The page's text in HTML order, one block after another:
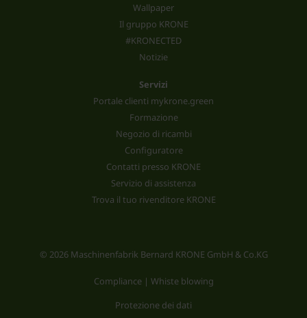
Wallpaper
Il gruppo KRONE
#KRONECTED
Notizie
Servizi
Portale clienti mykrone.green
Formazione
Negozio di ricambi
Configuratore
Contatti presso KRONE
Servizio di assistenza
Trova il tuo rivenditore KRONE
© 2026 Maschinenfabrik Bernard KRONE GmbH & Co.KG
Compliance | Whiste blowing
Protezione dei dati